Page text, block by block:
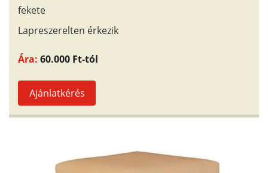
fekete
Lapreszerelten érkezik
Ára: 60.000 Ft-tól
Ajánlatkérés